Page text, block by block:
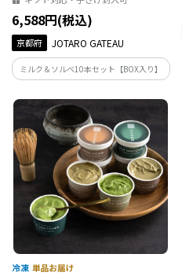
6,588円(税込)
京都府 JOTARO GATEAU
ミルク＆ソルベ10本セット【BOX入り】